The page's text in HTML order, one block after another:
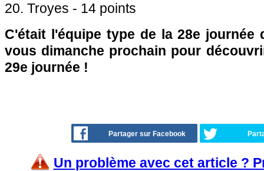
20. Troyes - 14 points
C'était l'équipe type de la 28e journée
vous dimanche prochain pour
29e journée !
Partager sur Facebook
Un problème avec cet article ?